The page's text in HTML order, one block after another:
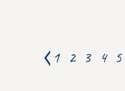
1 2 3 4 5